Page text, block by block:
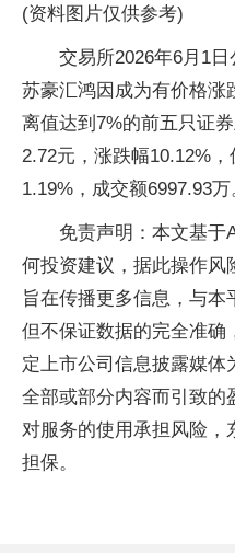
(资料图片仅供参考)
交易所2026年6月1
苏豪汇鸿因成为有价格涨
离值达到7%的前五只证
2.72元，涨跌幅10.12%
1.19%，成交额6997.93万
免责声明：本文基于
何投资建议，据此操作风
旨在传播更多信息，与
但不保证数据的完全准确
定上市公司信息披露媒
全部或部分内容而引致的
对服务的使用承担风险，
担保。